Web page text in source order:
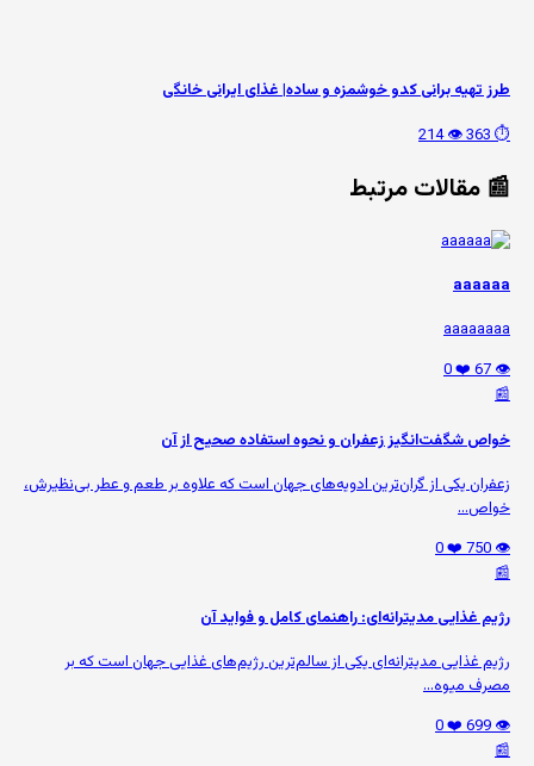
طرز تهیه برانی کدو خوشمزه و ساده| غذای ایرانی خانگی
⏱️ 363
👁️ 214
📰 مقالات مرتبط
aaaaaa
aaaaaaaa
👁️ 67
❤️ 0
📰
خواص شگفت‌انگیز زعفران و نحوه استفاده صحیح از آن
زعفران یکی از گران‌ترین ادویه‌های جهان است که علاوه بر طعم و عطر بی‌نظیرش،
خواص...
👁️ 750
❤️ 0
📰
رژیم غذایی مدیترانه‌ای: راهنمای کامل و فواید آن
رژیم غذایی مدیترانه‌ای یکی از سالم‌ترین رژیم‌های غذایی جهان است که بر
مصرف میوه‌...
👁️ 699
❤️ 0
📰